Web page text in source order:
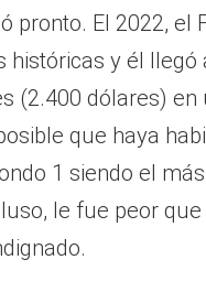
pronto. El 2022, el
históricas y él llegó
(2.400 dólares) en
que haya
1 siendo el más
le fue peor